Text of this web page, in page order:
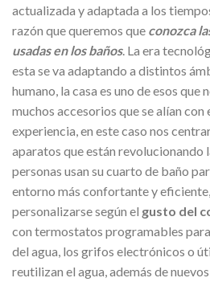
actualizada y adaptada a los
razón que queremos que conozca
usadas en los baños. La era
esta se va adaptando a distintos
humano, la casa es uno de esos que
muchos accesorios que se alían
experiencia, en este caso nos
aparatos que están revolucionando
personas usan su cuarto de baño
entorno más confortante y
personalizarse según el gusto del
con termostatos programables
del agua, los grifos electrónicos o
reutilizan el agua, además de